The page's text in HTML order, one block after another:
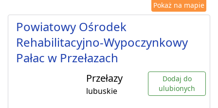
Pokaż na mapie
Powiatowy Ośrodek
Rehabilitacyjno-Wypoczynkowy
Pałac w Przełazach
Przełazy
lubuskie
Dodaj do
ulubionych